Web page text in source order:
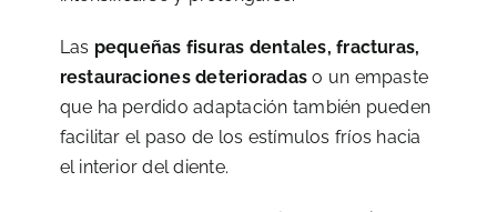
Las pequeñas fisuras dentales, fracturas,
restauraciones deterioradas o un empaste
que ha perdido adaptación también pueden
facilitar el paso de los estímulos fríos hacia
el interior del diente.